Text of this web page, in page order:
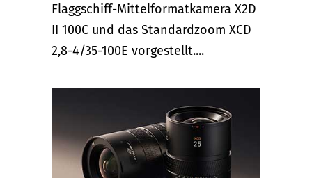
Flaggschiff-Mittelformatkamera X2D
II 100C und das Standardzoom XCD
2,8-4/35-100E vorgestellt....